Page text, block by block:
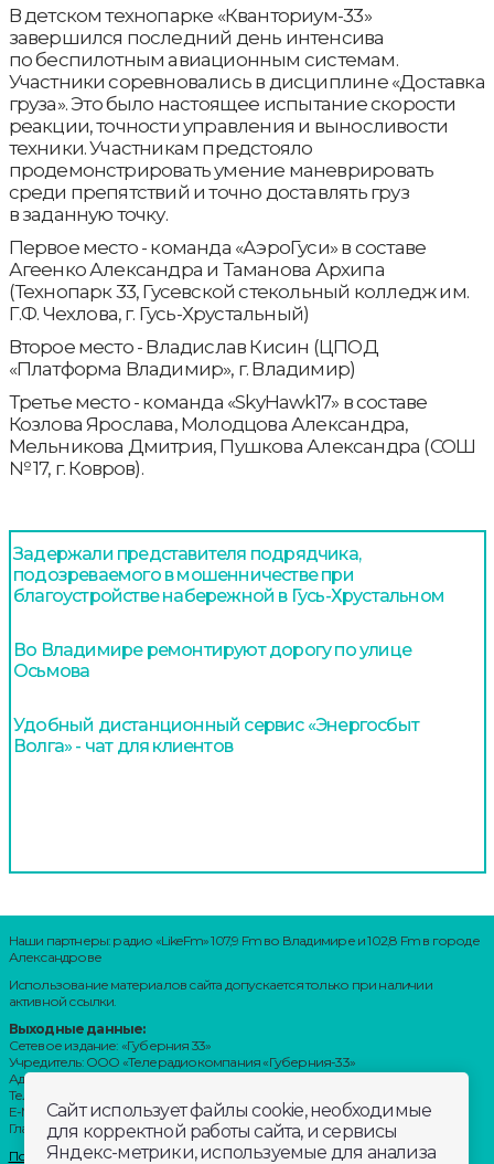
В детском технопарке «Кванториум-33»
завершился последний день интенсива
по беспилотным авиационным системам.
Участники соревновались в дисциплине «Доставка
груза». Это было настоящее испытание скорости
реакции, точности управления и выносливости
техники. Участникам предстояло
продемонстрировать умение маневрировать
среди препятствий и точно доставлять груз
в заданную точку.
Первое место - команда «АэроГуси» в составе
Агеенко Александра и Таманова Архипа
(Технопарк 33, Гусевской стекольный колледж им.
Г.Ф. Чехлова, г. Гусь-Хрустальный)
Второе место - Владислав Кисин (ЦПОД
«Платформа Владимир», г. Владимир)
Третье место - команда «SkyHawk17» в составе
Козлова Ярослава, Молодцова Александра,
Мельникова Дмитрия, Пушкова Александра (СОШ
№ 17, г. Ковров).
Задержали представителя подрядчика,
подозреваемого в мошенничестве при
благоустройстве набережной в Гусь-Хрустальном
Во Владимире ремонтируют дорогу по улице
Осьмова
Удобный дистанционный сервис «Энергосбыт
Волга» - чат для клиентов
Наши партнеры: радио «LikeFm» 107,9 Fm во Владимире и 102,8 Fm в городе
Александрове
Использование материалов сайта допускается только при наличии
активной ссылки.
Выходные данные:
Сетевое издание: «Губерния 33»
Учредитель: ООО «Телерадиокомпания «Губерния-33»
Адрес: Воронцовский переулок, д.4.г. Владимир, 600000
Телефон: 8 (4922) 36-20-36.
E-Mail: news@trc33.ru
Главный редактор: Шилова Анастасия Олеговна.
Политика обработки Персональных данных
Сайт использует файлы cookie, необходимые
для корректной работы сайта, и сервисы
Яндекс-метрики, используемые для анализа